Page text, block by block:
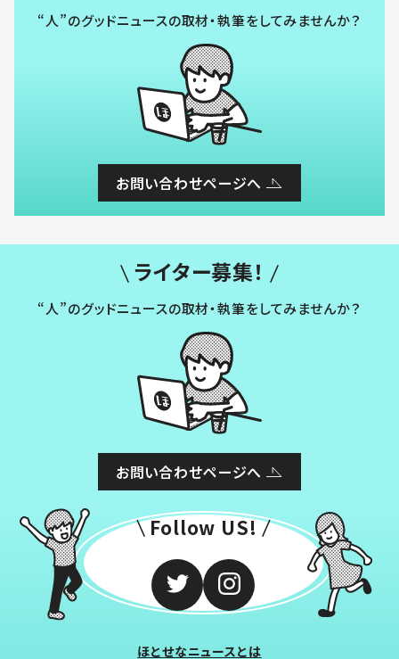
“人”のグッドニュースの取材・執筆をしてみませんか？
お問い合わせページへ
ライター募集！
“人”のグッドニュースの取材・執筆をしてみませんか？
お問い合わせページへ
Follow US!
ほとせなニュースとは